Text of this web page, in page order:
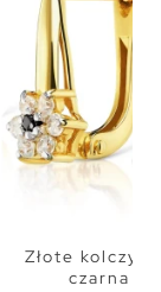
Złote
czarna